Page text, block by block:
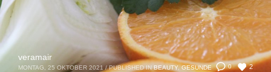
0 2
veramair
MONTAG, 25 OKTOBER 2021 / PUBLISHED IN BEAUTY,GESUNDE